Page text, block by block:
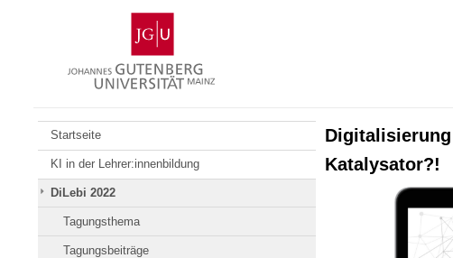
Gutenberg-
Universität
Mainz
Startseite
KI in der Lehrer:innenbildung
DiLebi 2022
Tagungsthema
Tagungsbeiträge
Katalysator?!